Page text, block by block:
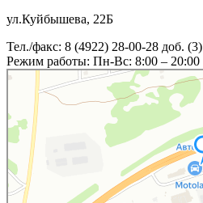
ул.Куйбышева, 22Б
Тел./факс: 8 (4922) 28-00-28 доб. (3)
Режим работы: Пн-Вс: 8:00 – 20:00